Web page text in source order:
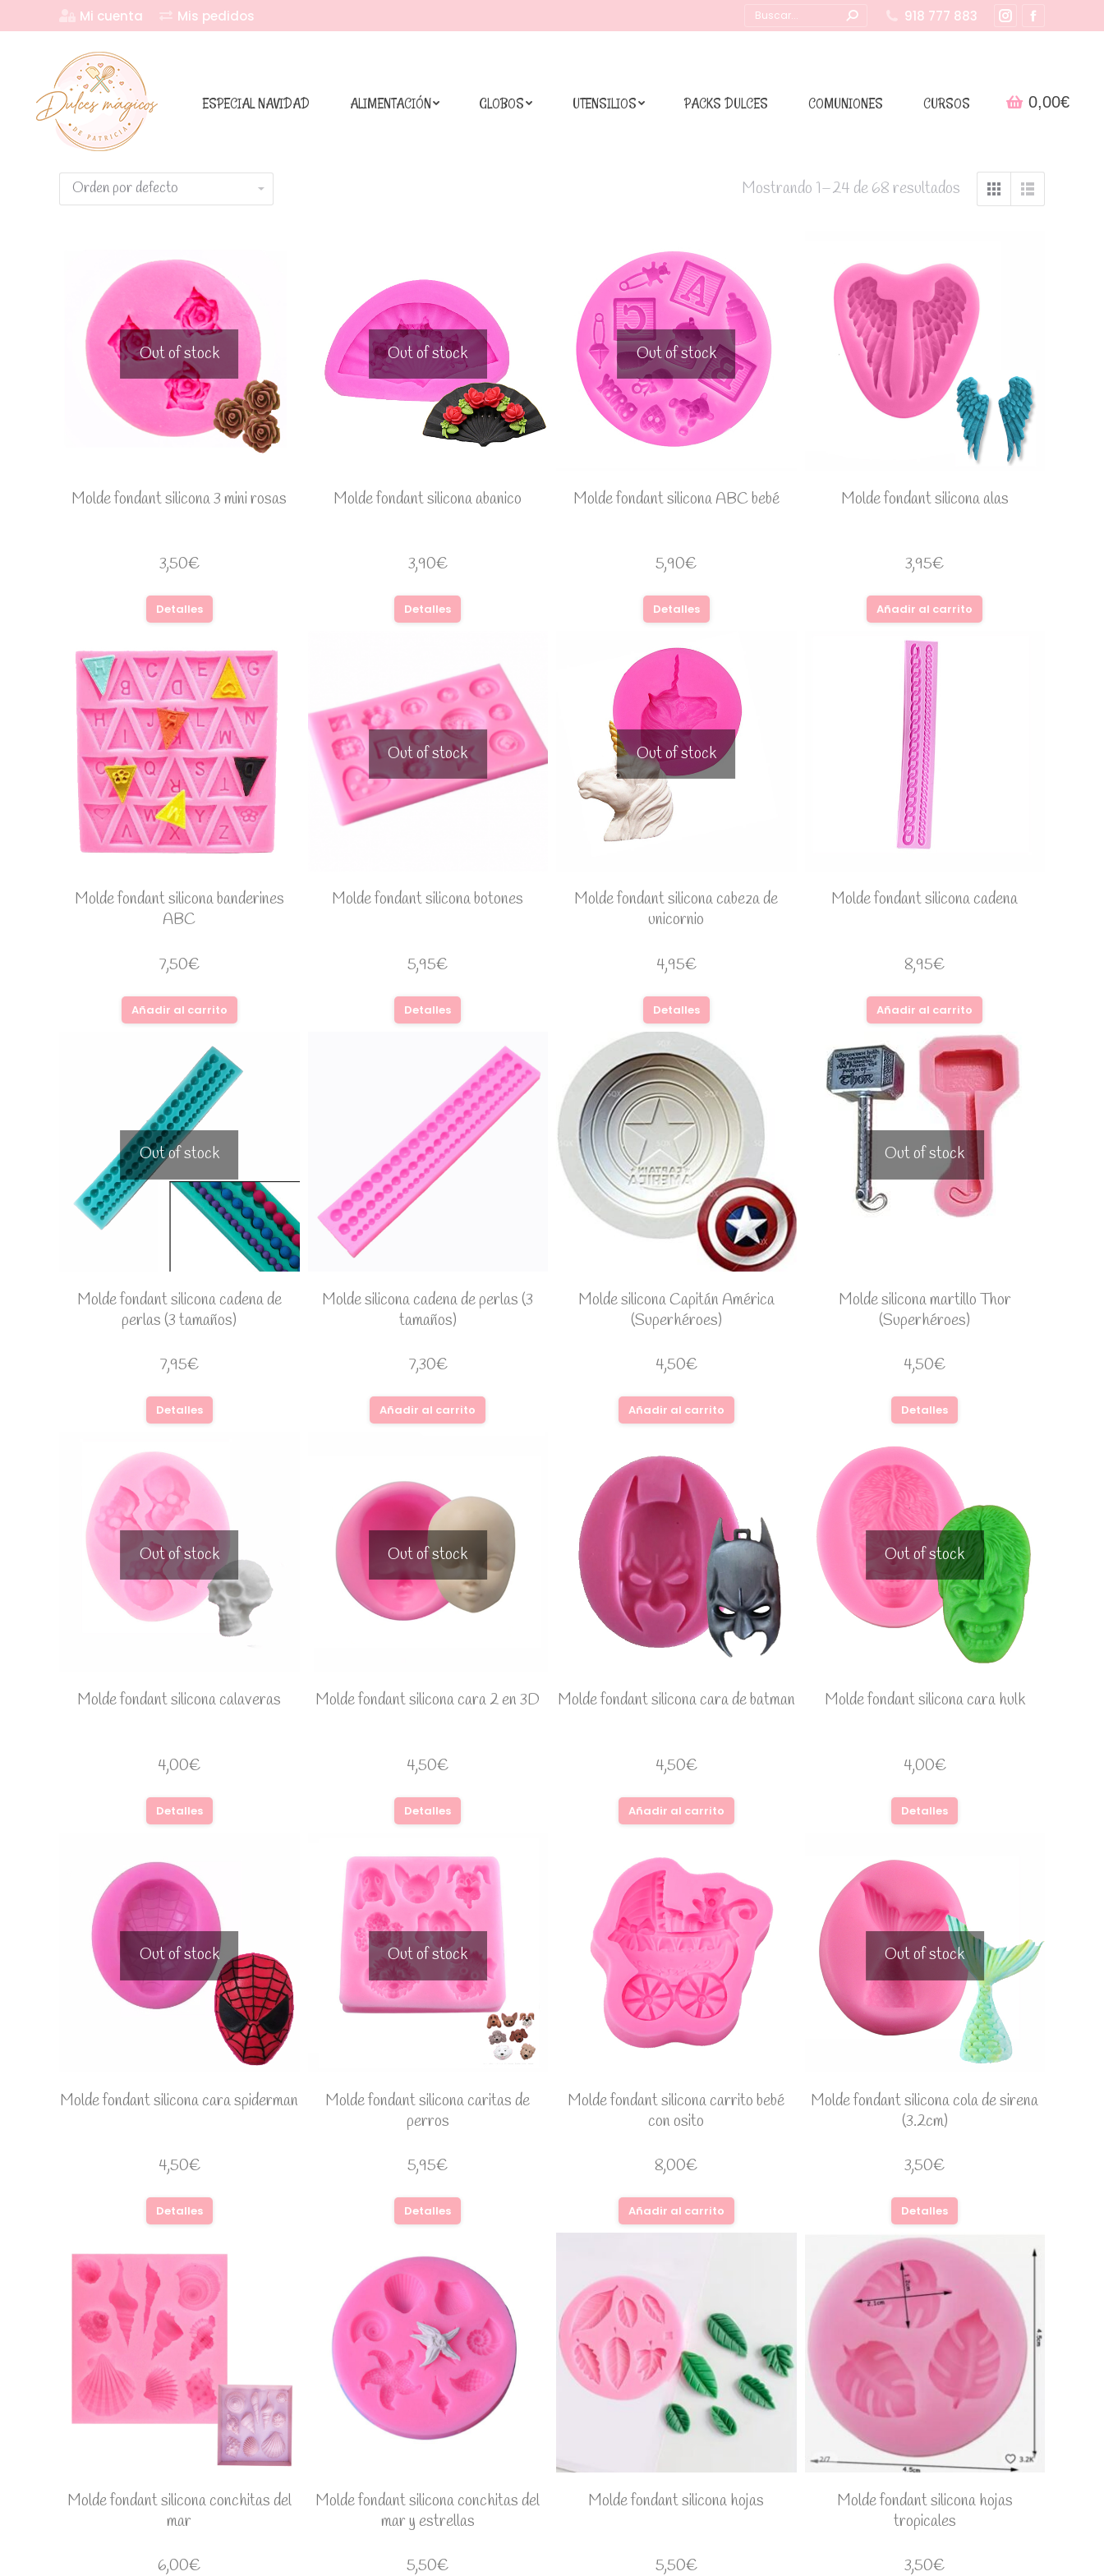
Mi cuenta Mis pedidos Buscar: 918 777 883
Instagram
in
Facebook
in
ESPECIAL NAVIDAD ALIMENTACIÓN GLOBOS UTENSILIOS PACKS DULCES COMUNIONES CURSOS 0,00€
Mostrando 1–24 de 68 resultados
Out of stock
Molde fondant silicona 3 mini rosas
3,50€
Detalles
Out of stock
Molde fondant silicona abanico
3,90€
Detalles
Out of stock
Molde fondant silicona ABC bebé
5,90€
Detalles
Molde fondant silicona alas
3,95€
Añadir al carrito
Molde fondant silicona banderines
ABC
7,50€
Añadir al carrito
Out of stock
Molde fondant silicona botones
5,95€
Detalles
Out of stock
Molde fondant silicona cabeza de
unicornio
4,95€
Detalles
Molde fondant silicona cadena
8,95€
Añadir al carrito
Out of stock
Molde fondant silicona cadena de
perlas (3 tamaños)
7,95€
Detalles
Molde silicona cadena de perlas (3
tamaños)
7,30€
Añadir al carrito
Molde silicona Capitán América
(Superhéroes)
4,50€
Añadir al carrito
Out of stock
Molde silicona martillo Thor
(Superhéroes)
4,50€
Detalles
Out of stock
Molde fondant silicona calaveras
4,00€
Detalles
Out of stock
Molde fondant silicona cara 2 en 3D
4,50€
Detalles
Molde fondant silicona cara de batman
4,50€
Añadir al carrito
Out of stock
Molde fondant silicona cara hulk
4,00€
Detalles
Out of stock
Molde fondant silicona cara spiderman
4,50€
Detalles
Out of stock
Molde fondant silicona caritas de
perros
5,95€
Detalles
Molde fondant silicona carrito bebé
con osito
8,00€
Añadir al carrito
Out of stock
Molde fondant silicona cola de sirena
(3.2cm)
3,50€
Detalles
Molde fondant silicona conchitas del
mar
6,00€
Molde fondant silicona conchitas del
mar y estrellas
5,50€
Molde fondant silicona hojas
5,50€
Molde fondant silicona hojas
tropicales
3,50€